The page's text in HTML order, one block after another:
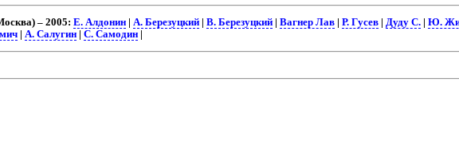
– 2005: Е. Алдонин| А. Березуцкий| В. Березуцкий| Вагнер Лав| Р. Гусев| Дуду С.| Ю.
| А. Салугин| С. Самодин|